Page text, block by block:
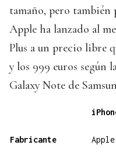
tamaño, pero también
Apple ha lanzado al
Plus a un precio libre
y los 999 euros según
Galaxy Note de
Fabricante Apple